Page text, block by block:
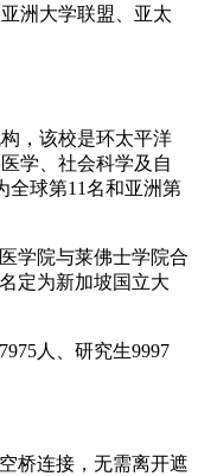
洲大学联盟、亚太
，该校是环太平洋
学、社会科学及自
全球第11名和亚洲第
学院与莱佛士学院合
定为新加坡国立大
人、研究生9997
桥连接，无需离开遮